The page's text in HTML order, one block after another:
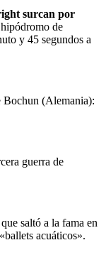
surcan por
de
y 45 segundos a
Bochun (Alemania):
guerra de
saltó a la fama en
acuáticos».